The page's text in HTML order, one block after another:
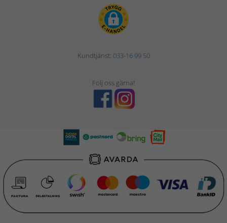
Kundtjänst: 033-16 99 50
Följ oss gärna!